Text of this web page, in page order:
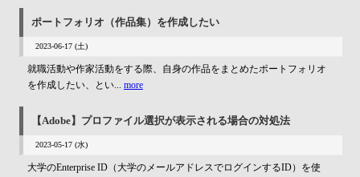
ポートフォリオ（作品集）を作成したい
2023-06-17 (土)
就職活動や作家活動をする際、自身の作品をまとめたポートフォリオ
を作成したい、とい... more
【Adobe】プロファイル選択が表示される場合の対処法
2023-05-17 (水)
大学のEnterprise ID（大学のメールアドレスでログインするID）を使